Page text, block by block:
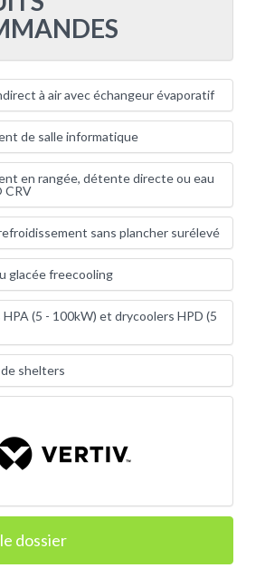
à air avec échangeur évaporatif
de salle informatique
en rangée, détente directe ou eau
CRV
sans plancher surélevé
glacée freecooling
(5 - 100kW) et drycoolers HPD (5
shelters
dossier